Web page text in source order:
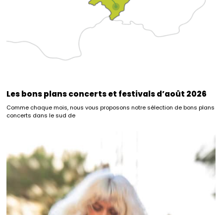
Les bons plans concerts et festivals d’août 2026
Comme chaque mois, nous vous proposons notre sélection de bons plans
concerts dans le sud de